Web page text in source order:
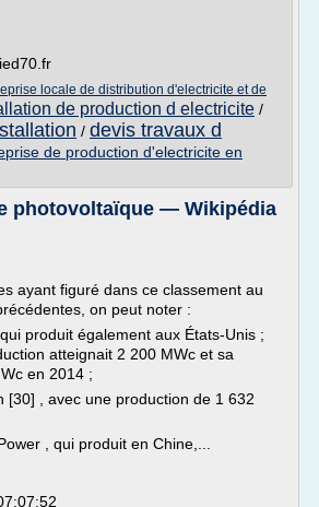
locale de distribution d'electricite et de
de production d electricite /
/ devis travaux d
de production d'electricite en
photovoltaïque — Wikipédia
ayant figuré dans ce classement au
on peut noter :
produit également aux États-Unis ;
atteignait 2 200 MWc et sa
en 2014 ;
[30] , avec une production de 1 632
, qui produit en Chine,...